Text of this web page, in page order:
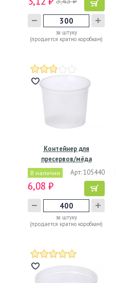
за штуку
(продается кратно коробкам)
Контейнер для
пресервов/мёда
500мл,"ведро"…
В наличии Арт: 105440
6,08 ₽
за штуку
(продается кратно коробкам)